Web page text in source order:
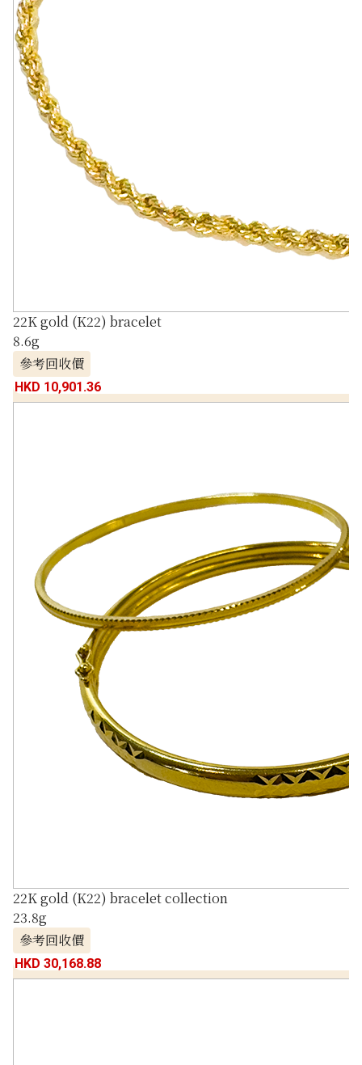
22K gold (K22) bracelet
8.6g
參考回收價
HKD 10,901.36
22K gold (K22) bracelet collection
23.8g
參考回收價
HKD 30,168.88